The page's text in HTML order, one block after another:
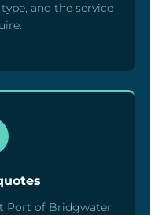
and the service
Port of Bridgwater